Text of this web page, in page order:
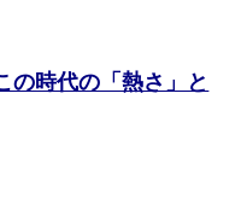
の時代の「熱さ」と